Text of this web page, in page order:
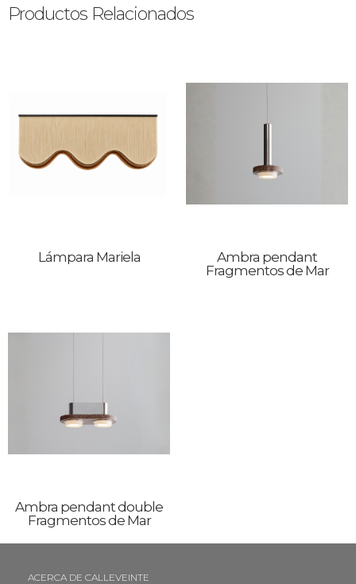
Productos Relacionados
Lámpara Mariela
Ambra pendant
Fragmentos de Mar
Ambra pendant double
Fragmentos de Mar
ACERCA DE CALLEVEINTE